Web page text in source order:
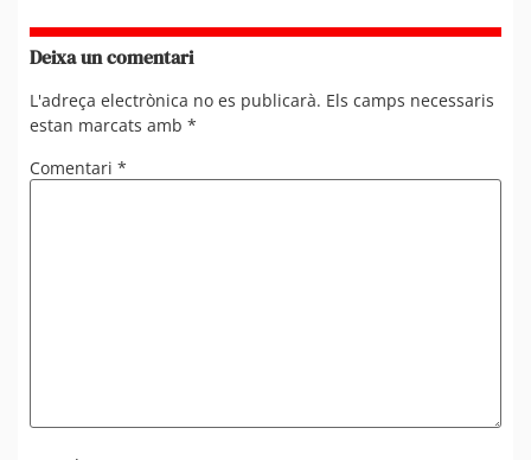
Deixa un comentari
L'adreça electrònica no es publicarà. Els camps necessaris
estan marcats amb *
Comentari *